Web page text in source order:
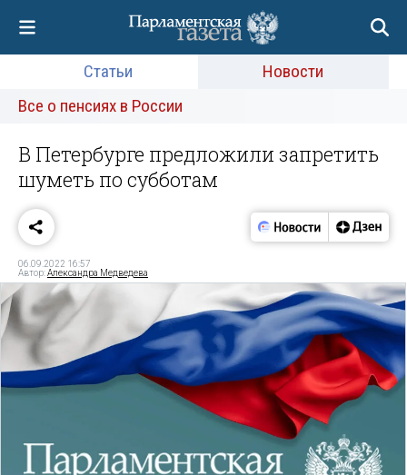
Статьи
Новости
Все о пенсиях в России
В Петербурге предложили запретить
шуметь по субботам
06.09.2022 16:57
Автор:Александра Медведева